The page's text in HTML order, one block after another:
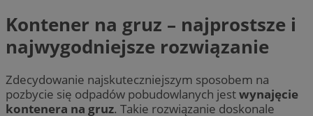
Kontener na gruz – najprostsze i
najwygodniejsze rozwiązanie
Zdecydowanie najskuteczniejszym sposobem na
pozbycie się odpadów pobudowlanych jestwynajęcie
kontenera na gruz. Takie rozwiązanie doskonale